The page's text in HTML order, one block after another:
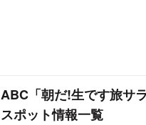
えて」に出演する司会者や出
ABC「朝だ!生です旅サ
スポット情報一覧